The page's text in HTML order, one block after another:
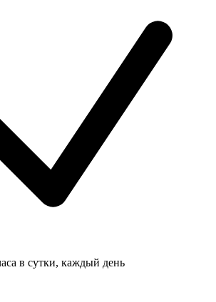
в сутки, каждый день